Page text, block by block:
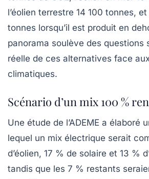
l’éolien terrestre 14 100 tonnes,
tonnes lorsqu’il est produit en
panorama soulève des questions
réelle de ces alternatives face
climatiques.
Scénario d’un mix 100 %
Une étude de l’ADEME a élaboré
lequel un mix électrique serait
d’éolien, 17 % de solaire et 13 %
tandis que les 7 % restants